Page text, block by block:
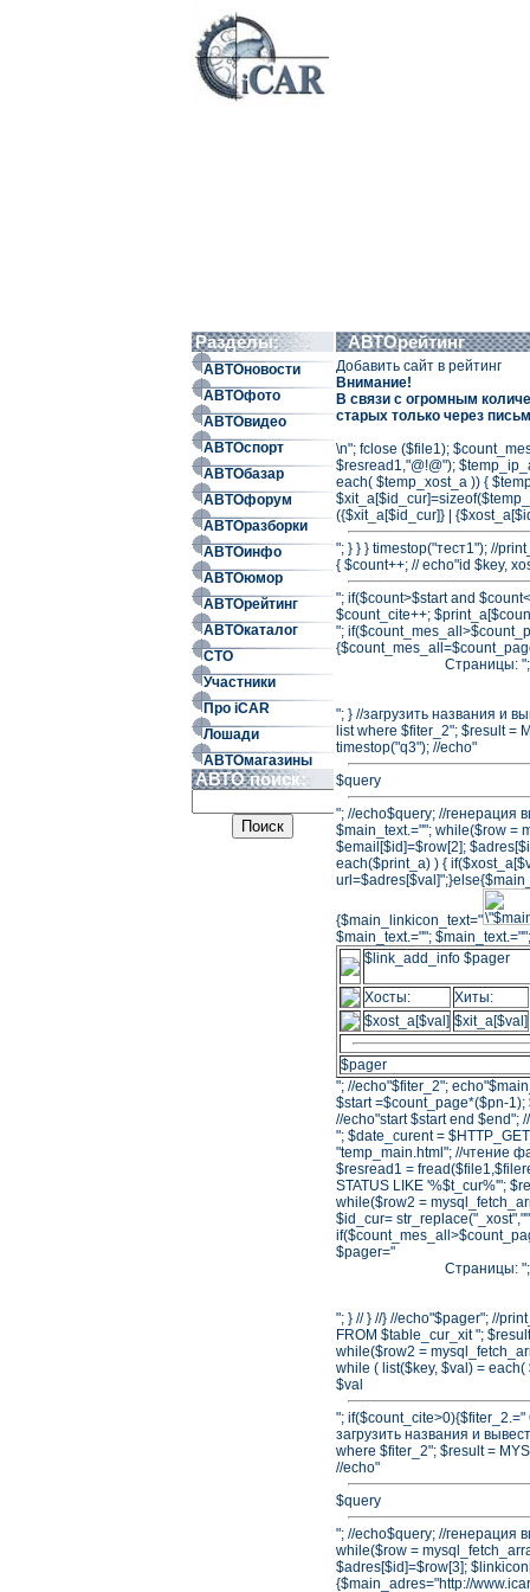
Разделы:
АВТОновости
АВТОфото
АВТОвидео
АВТОспорт
АВТОбазар
АВТОфорум
АВТОразборки
АВТОинфо
АВТОюмор
АВТОрейтинг
АВТОкаталог
СТО
Участники
Про iCAR
Лошади
АВТОмагазины
АВТО поиск:
АВТОрейтинг
Добавить сайт в рейтинг
Внимание!
В связи с огромным
старых только через
\n"; fclose ($file1);
$resread1,"@!@");
each( $temp_xost_a )) {
({$xit_a[$id_cur]} |
"; } } } timestop("тест1"); //
{ $count++; // echo"id $key,
"; if($count>$start and
$count_cite++;
";
Страницы:
"; } //загрузить названия и
list where $fiter_2"; $result =
timestop("q3"); //echo"
$query
"; //echo$query; //генерация
$main_text.=""; while($row =
$email[$id]=$row[2];
each($print_a) ) {
{$main_linkicon_text="
$main_text.="";
$link_add_info $pager
Хосты: Хиты:
$xost_a[$val] $xit_a[$val]
$pager
"; //echo"$fiter_2";
$start =$count_page*($pn-
//echo"start $start end
"; $date_curent =
"temp_main.html"; //чтение
$resread1 =
STATUS LIKE '%$t_cur%'";
while($row2 =
$id_cur=
$pager="
Страницы:
"; } // } //} //echo"$pager"; //
FROM $table_cur_xit ";
while($row2 =
while ( list($key, $val) =
$val
";
загрузить названия и
where $fiter_2"; $result =
//echo"
$query
"; //echo$query; //генерация
while($row =
$adres[$id]=$row[3];
{$main_adres="http://